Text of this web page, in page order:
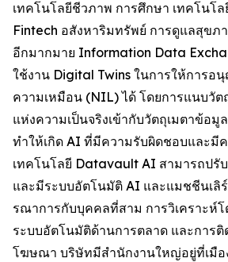
เทคโนโลยีชีวภาพ การศึกษา เทคโนโล
Fintech อสังหาริมทรัพย์ การดูแลสุขภ
อีกมากมาย Information Data
ใช้งาน Digital Twins ในการให้การอ
ความเหมือน (NIL) ได้ โดยการแนบวั
แห่งความเป็นจริงเข้ากับวัตถุเมตาข้อมู
ทำให้เกิด AI ที่มีความรับผิดชอบและ
เทคโนโลยี Datavault AI สามารถปรั
และมีระบบอัตโนมัติ AI และแมชชีนเลิ
รณาการกับบุคคลที่สาม การวิเคราะห์
ระบบอัตโนมัติด้านการตลาด และการ
โฆษณา บริษัทมีสำนักงานใหญ่อยู่ที่เมือ